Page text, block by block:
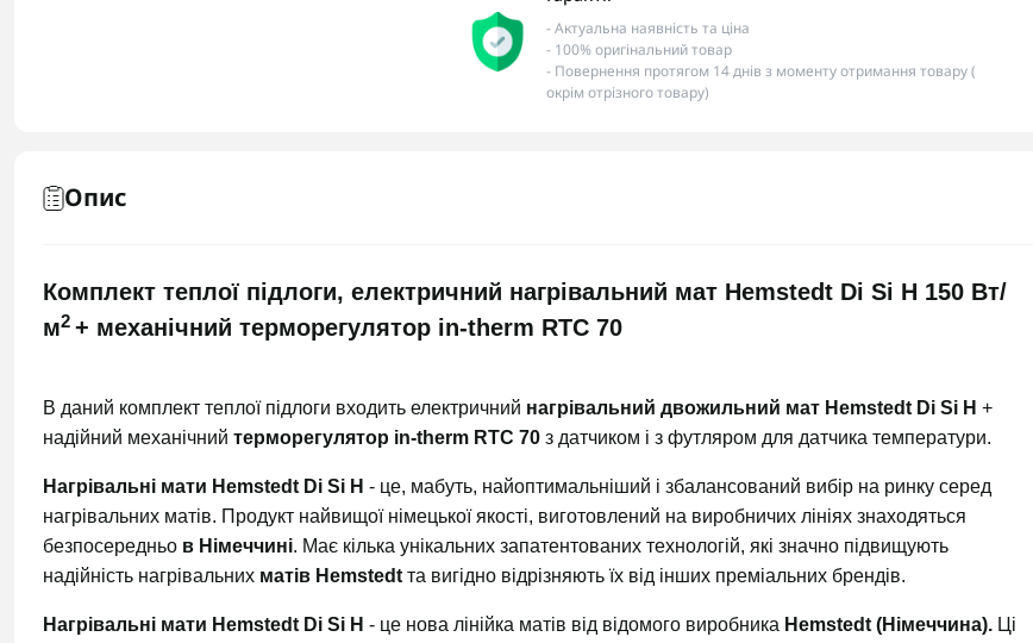
- Актуальна наявність та ціна
- 100% оригінальний товар
- Повернення протягом 14 днів з моменту отримання товару (
окрім отрізного товару)
Опис
Комплект теплої підлоги, електричний нагрівальний мат Hemstedt Di Si H 150 Вт/
м2 + механічний терморегулятор in-therm RTC 70
В даний комплект теплої підлоги входить електричний нагрівальний двожильний мат Hemstedt Di Si H +
надійний механічний терморегулятор in-therm RTC 70 з датчиком і з футляром для датчика температури.
Нагрівальні мати Hemstedt Di Si H - це, мабуть, найоптимальніший і збалансований вибір на ринку серед
нагрівальних матів. Продукт найвищої німецької якості, виготовлений на виробничих лініях знаходяться
безпосередньо в Німеччині. Має кілька унікальних запатентованих технологій, які значно підвищують
надійність нагрівальних матів Hemstedt та вигідно відрізняють їх від інших преміальних брендів.
Нагрівальні мати Hemstedt Di Si H - це нова лінійка матів від відомого виробника Hemstedt (Німеччина). Ці